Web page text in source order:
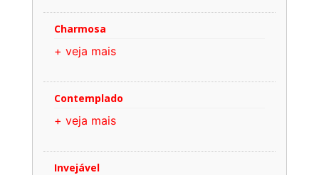
Charmosa
+ veja mais
Contemplado
+ veja mais
Invejável